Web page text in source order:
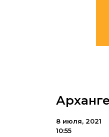
8 июля, 2021
10:55